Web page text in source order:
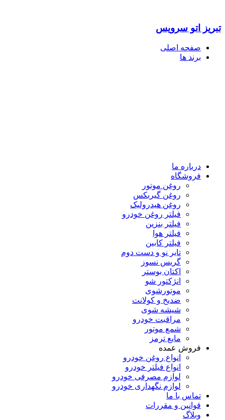
تبریز اتو سرویس
صفحه اصلی
برند ها
درباره ما
فروشگاه
روغن موتور
روغن گیربکس
روغن هیدرولیک
فیلتر روغن خودرو
فیلتر بنزین
فیلتر هوا
فیلتر کابین
تایر نو و دست دوم
گریس نسوز
اکتان بوستر
انژکتور شو
موتورشوی
ضدیخ و کولانت
شیشه شوی
مراقبت خودرو
شمع موتور
مایع ترمز
فروش عمده
انواع روغن خودرو
انواع فیلتر خودرو
لوازم مصرفی خودرو
لوازم نگهداری خودرو
تماس با ما
قوانین و مقررات
وبلاگ